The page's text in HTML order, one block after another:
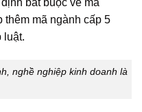
bắt buộc về mã
thêm mã ngành cấp 5
luật.
nghề nghiệp kinh doanh là